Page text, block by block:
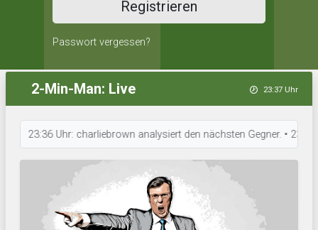
Registrieren
Passwort vergessen?
2-Min-Man: Live 23:37 Uhr
23:36 Uhr: charliebrown analysiert den nächsten Gegner. • 23:36